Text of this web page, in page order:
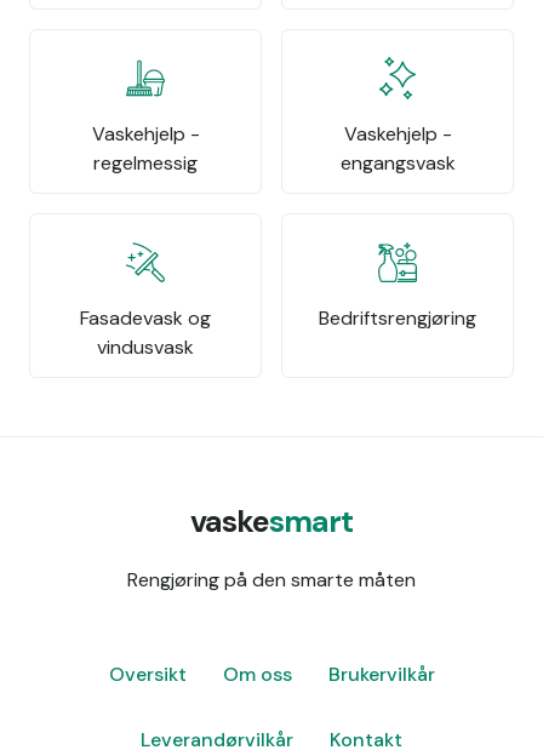
Vaskehjelp -
regelmessig
Vaskehjelp -
engangsvask
Fasadevask og
vindusvask
Bedriftsrengjøring
vaskesmart
Rengjøring på den smarte måten
Oversikt Om oss Brukervilkår
Leverandørvilkår Kontakt